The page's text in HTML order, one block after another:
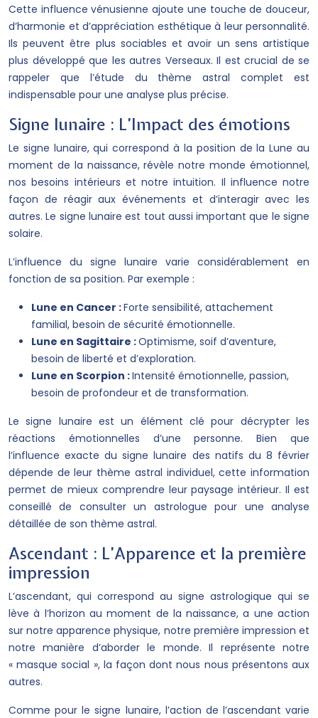
Cette influence vénusienne ajoute une touche de douceur,
d’harmonie et d’appréciation esthétique à leur personnalité.
Ils peuvent être plus sociables et avoir un sens artistique
plus développé que les autres Verseaux. Il est crucial de se
rappeler que l’étude du thème astral complet est
indispensable pour une analyse plus précise.
Signe lunaire : L’Impact des émotions
Le signe lunaire, qui correspond à la position de la Lune au
moment de la naissance, révèle notre monde émotionnel,
nos besoins intérieurs et notre intuition. Il influence notre
façon de réagir aux événements et d’interagir avec les
autres. Le signe lunaire est tout aussi important que le signe
solaire.
L’influence du signe lunaire varie considérablement en
fonction de sa position. Par exemple :
Lune en Cancer :Forte sensibilité, attachement
familial, besoin de sécurité émotionnelle.
Lune en Sagittaire :Optimisme, soif d’aventure,
besoin de liberté et d’exploration.
Lune en Scorpion :Intensité émotionnelle, passion,
besoin de profondeur et de transformation.
Le signe lunaire est un élément clé pour décrypter les
réactions émotionnelles d’une personne. Bien que
l’influence exacte du signe lunaire des natifs du 8 février
dépende de leur thème astral individuel, cette information
permet de mieux comprendre leur paysage intérieur. Il est
conseillé de consulter un astrologue pour une analyse
détaillée de son thème astral.
Ascendant : L’Apparence et la première
impression
L’ascendant, qui correspond au signe astrologique qui se
lève à l’horizon au moment de la naissance, a une action
sur notre apparence physique, notre première impression et
notre manière d’aborder le monde. Il représente notre
« masque social », la façon dont nous nous présentons aux
autres.
Comme pour le signe lunaire, l’action de l’ascendant varie